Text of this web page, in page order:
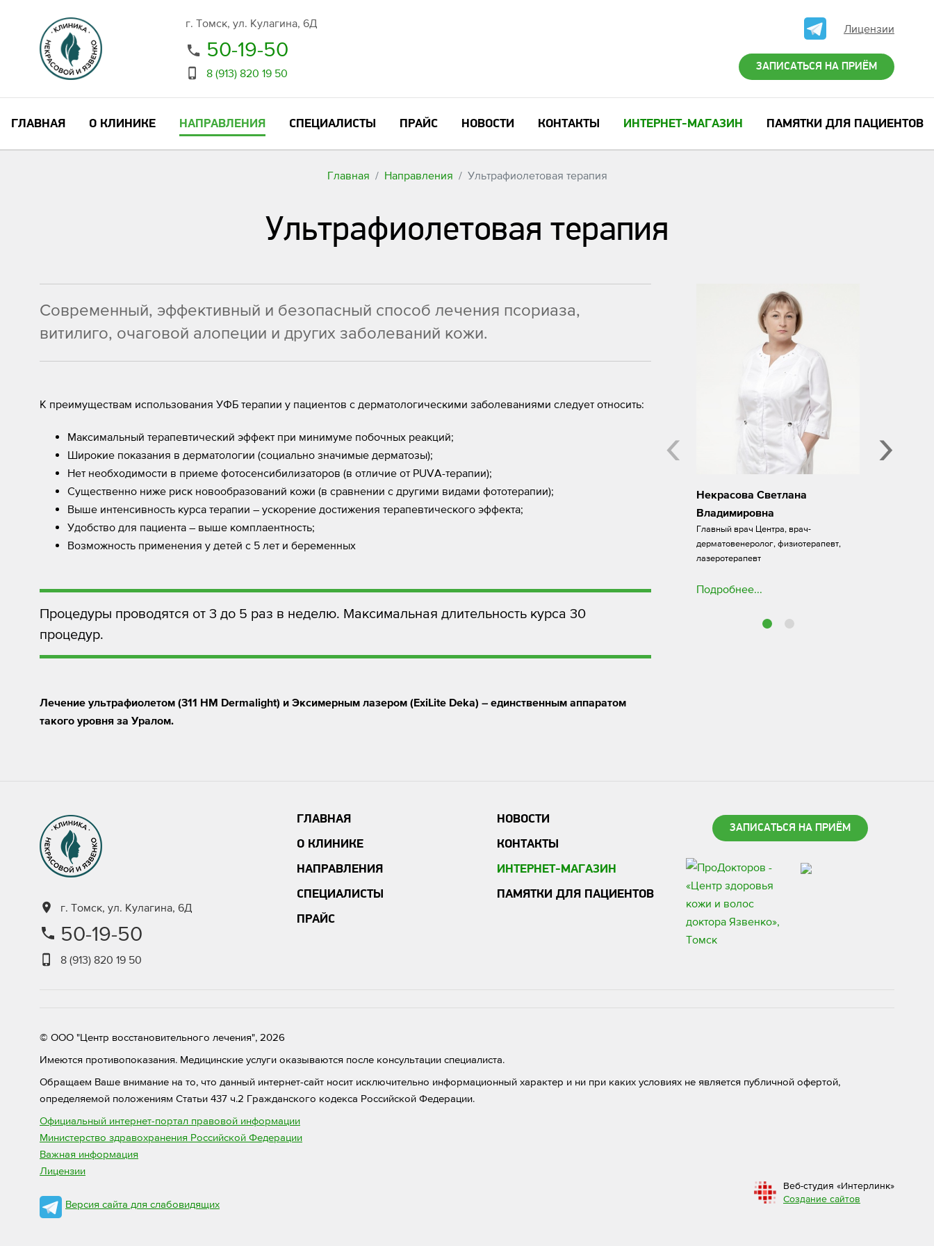
г. Томск, ул. Кулагина, 6Д
50-19-50
8 (913) 820 19 50
Лицензии
ЗАПИСАТЬСЯ НА ПРИЁМ
ГЛАВНАЯ О КЛИНИКЕ НАПРАВЛЕНИЯ СПЕЦИАЛИСТЫ ПРАЙС НОВОСТИ КОНТАКТЫ ИНТЕРНЕТ-МАГАЗИН ПАМЯТКИ ДЛЯ ПАЦИЕНТОВ
Главная Направления Ультрафиолетовая терапия
Ультрафиолетовая терапия
Современный, эффективный и безопасный способ лечения псориаза,
витилиго, очаговой алопеции и других заболеваний кожи.
К преимуществам использования УФБ терапии у пациентов с дерматологическими заболеваниями следует относить:
Максимальный терапевтический эффект при минимуме побочных реакций;
Широкие показания в дерматологии (социально значимые дерматозы);
Нет необходимости в приеме фотосенсибилизаторов (в отличие от PUVA-терапии);
Существенно ниже риск новообразований кожи (в сравнении с другими видами фототерапии);
Выше интенсивность курса терапии – ускорение достижения терапевтического эффекта;
Удобство для пациента – выше комплаентность;
Возможность применения у детей с 5 лет и беременных
Процедуры проводятся от 3 до 5 раз в неделю. Максимальная длительность курса 30
процедур.
Лечение ультрафиолетом (311 HM Dermalight) и Эксимерным лазером (ExiLite Deka) – единственным аппаратом
такого уровня за Уралом.
Некрасова Светлана
Владимировна
Главный врач Центра, врач-
дерматовенеролог, физиотерапевт,
лазеротерапевт
Подробнее...
‹ ›
г. Томск, ул. Кулагина, 6Д
50-19-50
8 (913) 820 19 50
ГЛАВНАЯ
О КЛИНИКЕ
НАПРАВЛЕНИЯ
СПЕЦИАЛИСТЫ
ПРАЙС
НОВОСТИ
КОНТАКТЫ
ИНТЕРНЕТ-МАГАЗИН
ПАМЯТКИ ДЛЯ ПАЦИЕНТОВ
ЗАПИСАТЬСЯ НА ПРИЁМ
© ООО "Центр восстановительного лечения", 2026
Имеются противопоказания. Медицинские услуги оказываются после консультации специалиста.
Обращаем Ваше внимание на то, что данный интернет-сайт носит исключительно информационный характер и ни при каких условиях не является публичной офертой,
определяемой положениям Статьи 437 ч.2 Гражданского кодекса Российской Федерации.
Официальный интернет-портал правовой информации
Министерство здравохранения Российской Федерации
Важная информация
Лицензии
Версия сайта для слабовидящих
Веб-студия «Интерлинк»
Создание сайтов